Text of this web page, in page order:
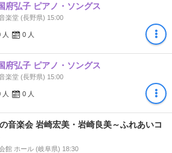
府弘子 ピアノ・ソングス
楽堂 (長野県) 15:00
人 0 人
府弘子 ピアノ・ソングス
楽堂 (長野県) 15:00
人 0 人
音楽会 岩崎宏美・岩崎良美～ふれあいコ
館 ホール (岐阜県) 18:30